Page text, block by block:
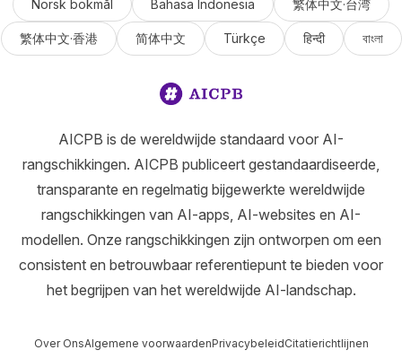
Norsk bokmål Bahasa Indonesia 繁体中文·台湾
繁体中文·香港 简体中文 Türkçe हिन्दी বাংলা
AICPB is de wereldwijde standaard voor AI-
rangschikkingen. AICPB publiceert gestandaardiseerde,
transparante en regelmatig bijgewerkte wereldwijde
rangschikkingen van AI-apps, AI-websites en AI-
modellen. Onze rangschikkingen zijn ontworpen om een
consistent en betrouwbaar referentiepunt te bieden voor
het begrijpen van het wereldwijde AI-landschap.
Over OnsAlgemene voorwaardenPrivacybeleidCitatierichtlijnen